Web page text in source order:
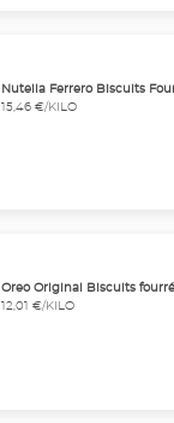
Nutella Ferrero Biscuits
15,46 €/KILO
Oreo Original Biscuits
12,01 €/KILO